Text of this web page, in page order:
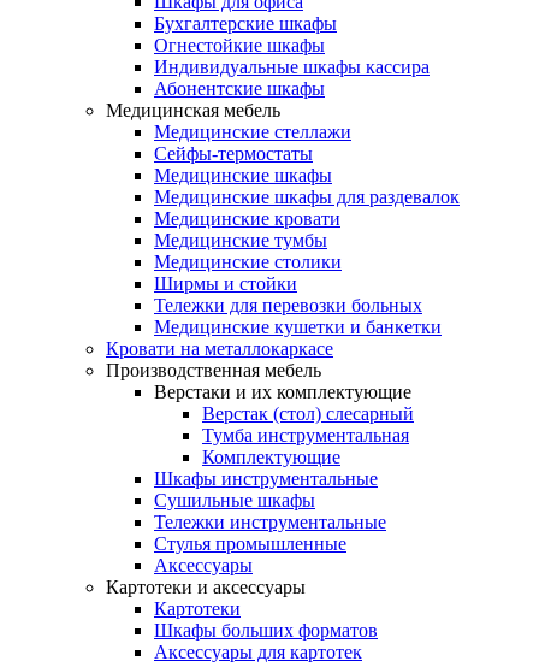
Бухгалтерские шкафы
Огнестойкие шкафы
Индивидуальные шкафы кассира
Абонентские шкафы
Медицинская мебель
Медицинские стеллажи
Сейфы-термостаты
Медицинские шкафы
Медицинские шкафы для раздевалок
Медицинские кровати
Медицинские тумбы
Медицинские столики
Ширмы и стойки
Тележки для перевозки больных
Медицинские кушетки и банкетки
Кровати на металлокаркасе
Производственная мебель
Верстаки и их комплектующие
Верстак (стол) слесарный
Тумба инструментальная
Комплектующие
Шкафы инструментальные
Сушильные шкафы
Тележки инструментальные
Стулья промышленные
Аксессуары
Картотеки и аксессуары
Картотеки
Шкафы больших форматов
Аксессуары для картотек